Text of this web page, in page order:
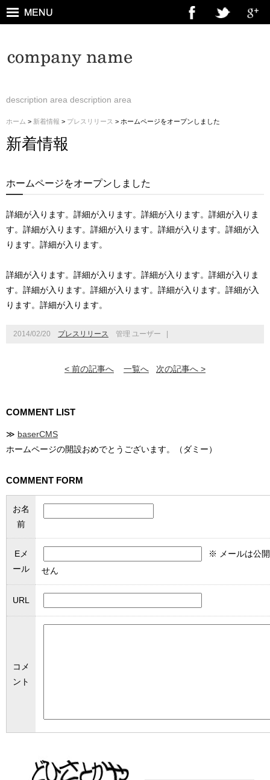
description area description area
ホーム > 新着情報 > プレスリリース > ホームページをオープンしました
新着情報
ホームページをオープンしました
詳細が入ります。詳細が入ります。詳細が入ります。詳細が入りま
す。詳細が入ります。詳細が入ります。詳細が入ります。詳細が入
ります。詳細が入ります。
詳細が入ります。詳細が入ります。詳細が入ります。詳細が入りま
す。詳細が入ります。詳細が入ります。詳細が入ります。詳細が入
ります。詳細が入ります。
2014/02/20 プレスリリース 管理 ユーザー
< 前の記事へ 一覧へ 次の記事へ >
COMMENT LIST
≫ baserCMS
ホームページの開設おめでとうございます。（ダミー）
COMMENT FORM
お名
前
Eメ
ール
※ メールは公
せん
URL
コメ
ント